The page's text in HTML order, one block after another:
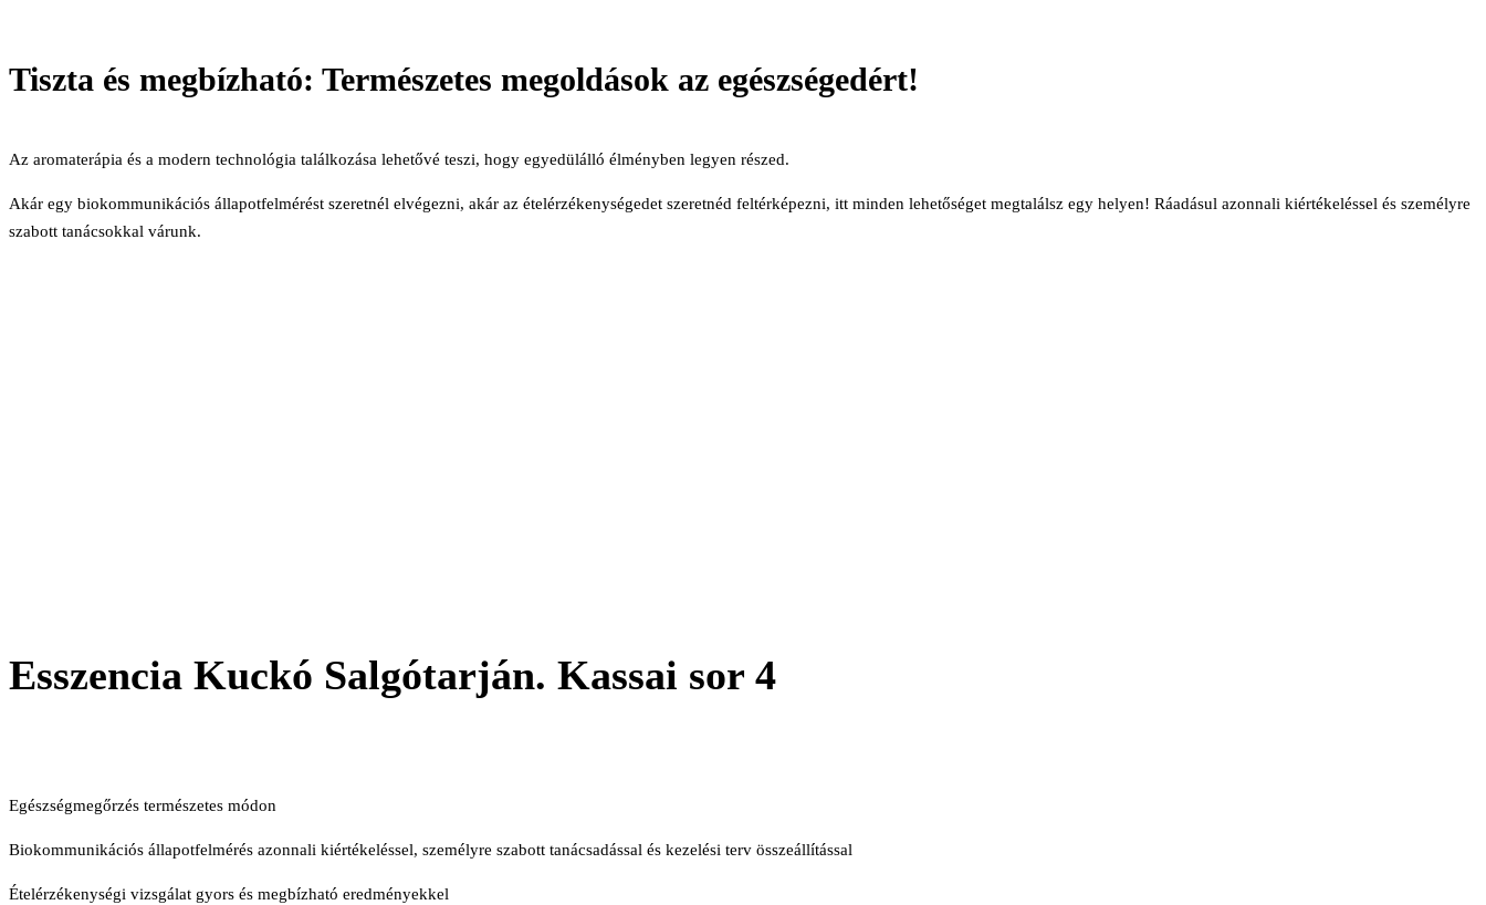
Tiszta és megbízható: Természetes megoldások az egészségedért!
Az aromaterápia és a modern technológia találkozása lehetővé teszi, hogy egyedülálló élményben legyen részed.
Akár egy biokommunikációs állapotfelmérést szeretnél elvégezni, akár az ételérzékenységedet szeretnéd feltérképezni, itt minden lehetőséget megtalálsz egy helyen! Ráadásul azonnali kiértékeléssel és személyre
szabott tanácsokkal várunk.
Esszencia Kuckó Salgótarján. Kassai sor 4
Egészségmegőrzés természetes módon
Biokommunikációs állapotfelmérés azonnali kiértékeléssel, személyre szabott tanácsadással és kezelési terv összeállítással
Ételérzékenységi vizsgálat gyors és megbízható eredményekkel